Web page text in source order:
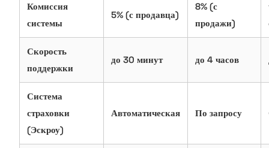
Комиссия
системы
5% (с продавца)
8% (с
продажи)
Скорость
поддержки
до 30 минут до 4 часов
Система
страховки
(Эскроу)
Автоматическая По запросу